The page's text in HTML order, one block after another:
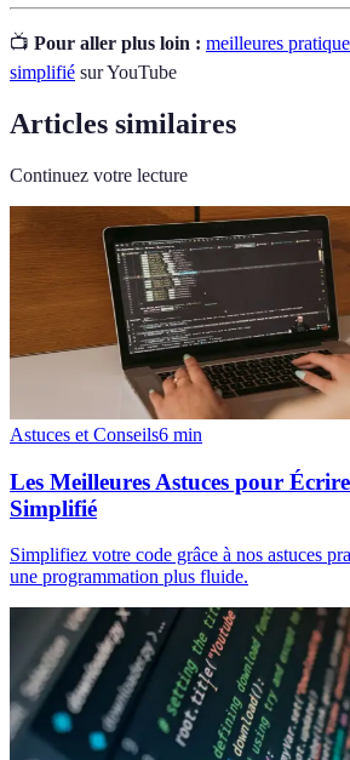
📺 Pour aller plus loin : meilleures
simplifié sur YouTube
Articles similaires
Continuez votre lecture
Astuces et Conseils6 min
Les Meilleures Astuces pour
Simplifié
Simplifiez votre code grâce à nos astuces
une programmation plus fluide.